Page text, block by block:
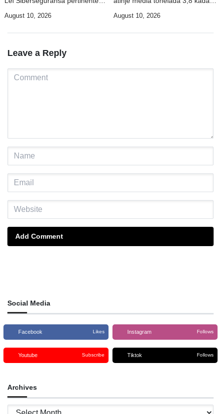
ba kombate scame online
August 10, 2026
ektare iha époka dahuluk
August 10, 2026
Leave a Reply
Add Comment
Social Media
Facebook Likes Instagram Follows
Youtube Subscribe Tiktok Follows
Archives
Archives